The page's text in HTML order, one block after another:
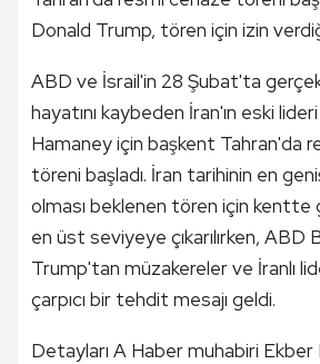
Donald Trump, tören için izin
ABD ve İsrail'in 28 Şubat'ta
hayatını kaybeden İran'ın eski
Hamaney için başkent Tahran'da
töreni başladı. İran tarihinin en
olması beklenen tören için kentte
en üst seviyeye çıkarılırken, ABD
Trump'tan müzakereler ve İranlı
çarpıcı bir tehdit mesajı geldi.
Detayları A Haber muhabiri Ekber